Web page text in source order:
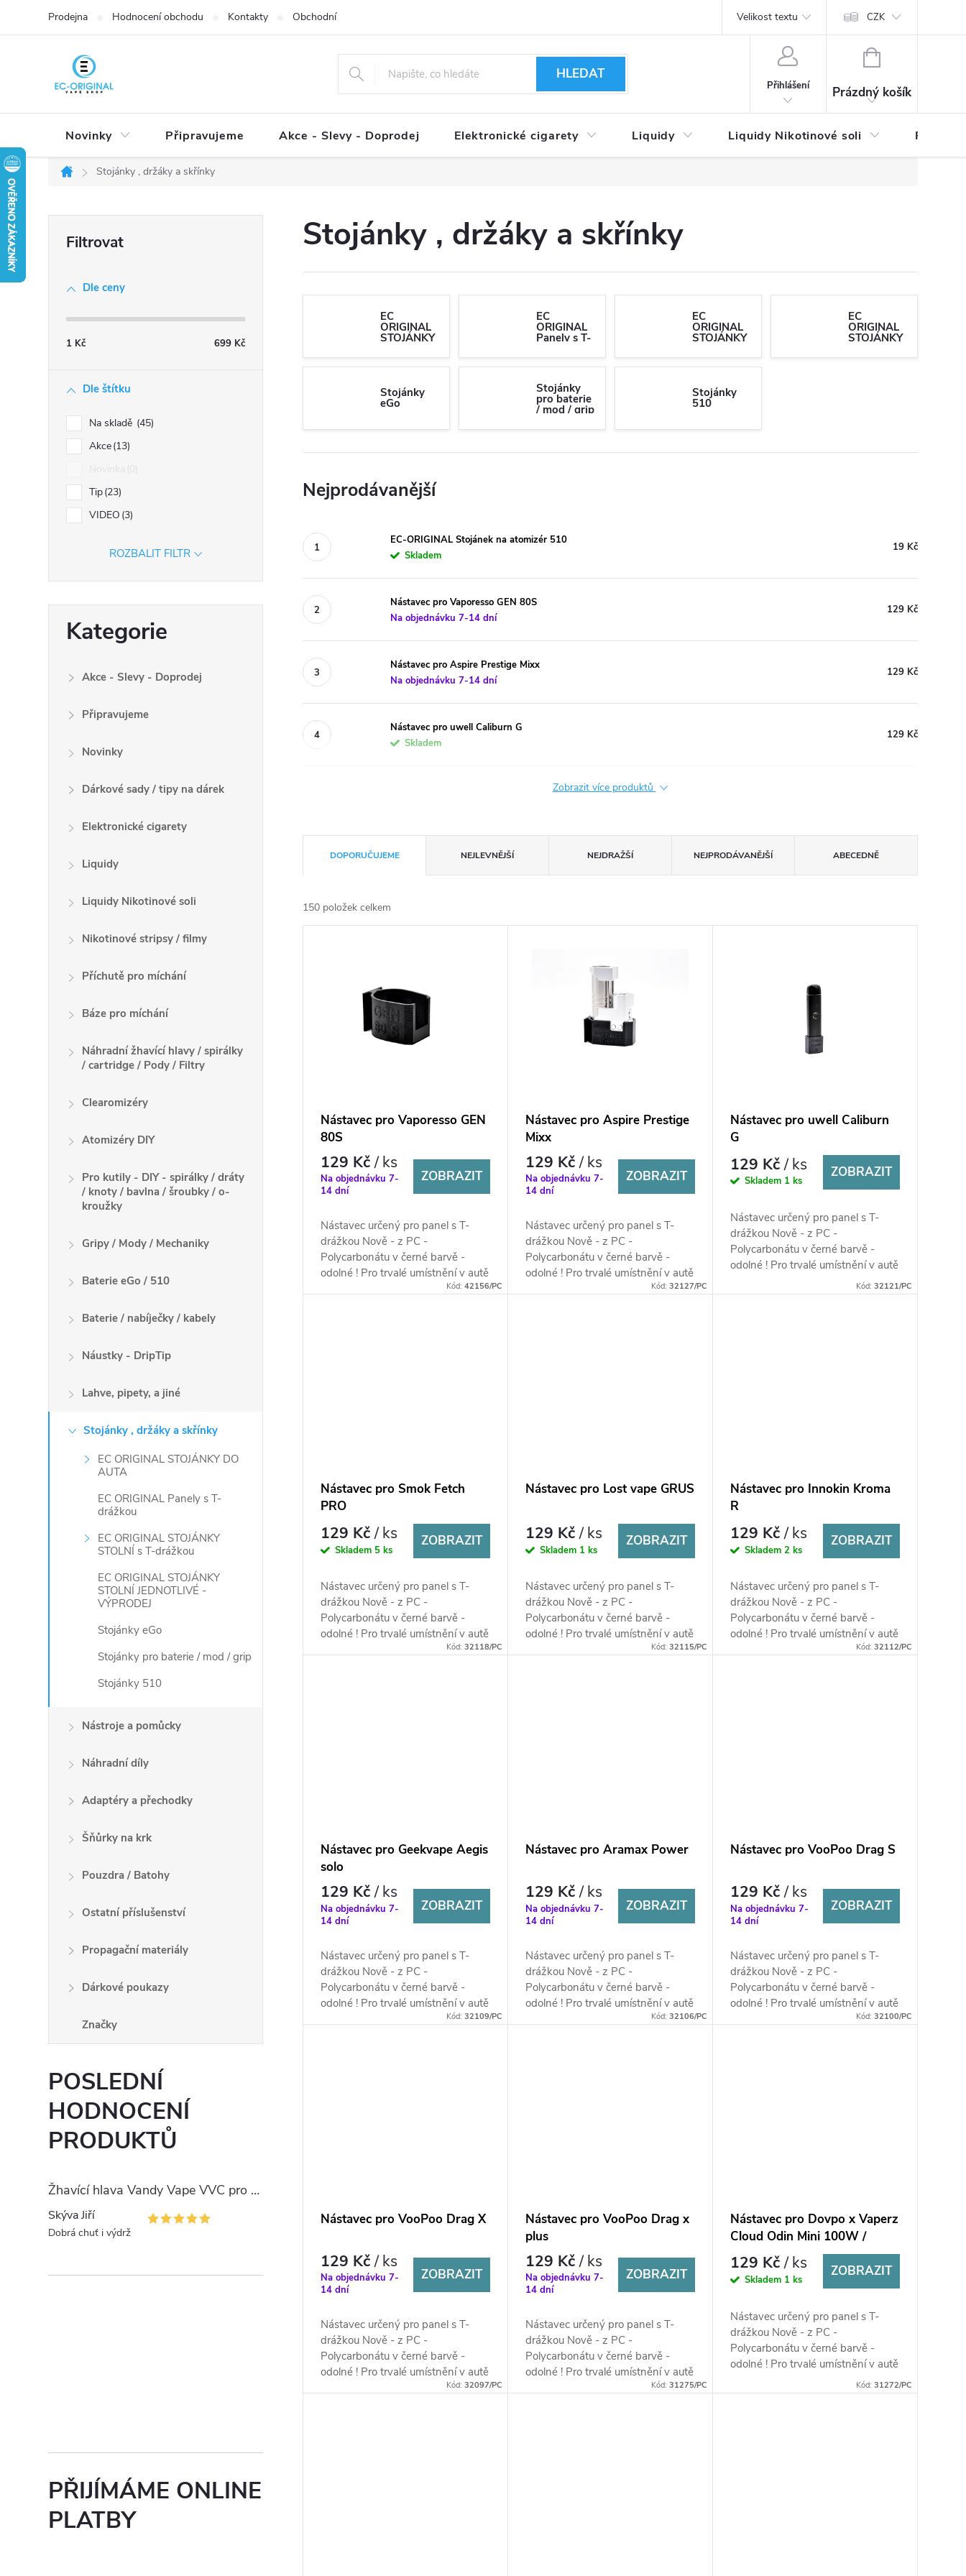
Prodejna Hodnocení obchodu Kontakty Obchodní podmínky Reklamační řád Vrácení zboží a reklamace
Velikost textu CZK
HLEDAT
Přihlášení
NÁKUPNÍ
Prázdný košík
Novinky Připravujeme Akce - Slevy - Doprodej Elektronické cigarety Liquidy Liquidy Nikotinové soli
Domů
Stojánky , držáky a skřínky
Dle ceny
1 Kč 699 Kč
Dle štítku
Na skladě 45
Akce 13
Tip 23
VIDEO 3
ROZBALIT FILTR
kategorie
Kategorie
Akce - Slevy - Doprodej
Připravujeme
Novinky
Dárkové sady / tipy na dárek
Elektronické cigarety
Liquidy
Liquidy Nikotinové soli
Nikotinové stripsy / filmy
Příchutě pro míchání
Báze pro míchání
Náhradní žhavící hlavy / spirálky
/ cartridge / Pody / Filtry
Clearomizéry
Atomizéry DIY
Pro kutily - DIY - spirálky / dráty
/ knoty / bavlna / šroubky / o-
kroužky
Gripy / Mody / Mechaniky
Baterie eGo / 510
Baterie / nabíječky / kabely
Náustky - DripTip
Lahve, pipety, a jiné
Stojánky , držáky a skřínky
EC ORIGINAL STOJÁNKY DO
AUTA
EC ORIGINAL Panely s T-
drážkou
EC ORIGINAL STOJÁNKY
STOLNÍ s T-drážkou
EC ORIGINAL STOJÁNKY
STOLNÍ JEDNOTLIVÉ -
VÝPRODEJ
Stojánky eGo
Stojánky pro baterie / mod / grip
Stojánky 510
Nástroje a pomůcky
Náhradní díly
Adaptéry a přechodky
Šňůrky na krk
Pouzdra / Batohy
Ostatní příslušenství
Propagační materiály
Dárkové poukazy
Značky
POSLEDNÍ
HODNOCENÍ
PRODUKTŮ
Žhavící hlava Vandy Vape VVC pro PULSE
Skýva Jiří
Dobrá chuť i výdrž
PŘIJÍMÁME ONLINE
PLATBY
Stojánky , držáky a skřínky
EC
ORIGINAL
STOJÁNKY
EC
ORIGINAL
Panely s T-
EC
ORIGINAL
STOJÁNKY
drážkou
EC
ORIGINAL
STOJÁNKY
JEDNOTLIVÉ
Stojánky
eGo
Stojánky
pro baterie
/ mod / grip
Stojánky
510
Nejprodávanější
EC-ORIGINAL Stojánek na atomizér 510
Skladem
19 Kč
Nástavec pro Vaporesso GEN 80S
Na objednávku 7-14 dní
129 Kč
Nástavec pro Aspire Prestige Mixx
Na objednávku 7-14 dní
129 Kč
Nástavec pro uwell Caliburn G
Skladem
129 Kč
Zobrazit více produktů
e
n
DOPORUČUJEME NEJLEVNĚJŠÍ NEJDRAŽŠÍ NEJPRODÁVANĚJŠÍ ABECEDNĚ
150 položek celkem
Nástavec pro Vaporesso GEN
80S
129 Kč/ ks
Na objednávku 7-
14 dní
ZOBRAZIT
Nástavec určený pro panel s T-
drážkou Nově - z PC -
Polycarbonátu v černé barvě -
odolné ! Pro trvalé umístnění v autě
Kód:42156/PC
Nástavec pro Aspire Prestige
Mixx
129 Kč/ ks
Na objednávku 7-
14 dní
ZOBRAZIT
Nástavec určený pro panel s T-
drážkou Nově - z PC -
Polycarbonátu v černé barvě -
odolné ! Pro trvalé umístnění v autě
Kód: 32127/PC
Nástavec pro uwell Caliburn
G
129 Kč/ ks
Skladem 1 ks
ZOBRAZIT
Nástavec určený pro panel s T-
drážkou Nově - z PC -
Polycarbonátu v černé barvě -
odolné ! Pro trvalé umístnění v autě
Kód: 32121/PC
Nástavec pro Smok Fetch
PRO
129 Kč/ ks
Skladem 5 ks
ZOBRAZIT
Nástavec určený pro panel s T-
drážkou Nově - z PC -
Polycarbonátu v černé barvě -
odolné ! Pro trvalé umístnění v autě
Kód:32118/PC
Nástavec pro Lost vape GRUS
129 Kč/ ks
Skladem 1 ks
ZOBRAZIT
Nástavec určený pro panel s T-
drážkou Nově - z PC -
Polycarbonátu v černé barvě -
odolné ! Pro trvalé umístnění v autě
Kód: 32115/PC
Nástavec pro Innokin Kroma
R
129 Kč/ ks
Skladem 2 ks
ZOBRAZIT
Nástavec určený pro panel s T-
drážkou Nově - z PC -
Polycarbonátu v černé barvě -
odolné ! Pro trvalé umístnění v autě
Kód: 32112/PC
Nástavec pro Geekvape Aegis
solo
129 Kč/ ks
Na objednávku 7-
14 dní
ZOBRAZIT
Nástavec určený pro panel s T-
drážkou Nově - z PC -
Polycarbonátu v černé barvě -
odolné ! Pro trvalé umístnění v autě
Kód:32109/PC
Nástavec pro Aramax Power
129 Kč/ ks
Na objednávku 7-
14 dní
ZOBRAZIT
Nástavec určený pro panel s T-
drážkou Nově - z PC -
Polycarbonátu v černé barvě -
odolné ! Pro trvalé umístnění v autě
Kód: 32106/PC
Nástavec pro VooPoo Drag S
129 Kč/ ks
Na objednávku 7-
14 dní
ZOBRAZIT
Nástavec určený pro panel s T-
drážkou Nově - z PC -
Polycarbonátu v černé barvě -
odolné ! Pro trvalé umístnění v autě
Kód: 32100/PC
Nástavec pro VooPoo Drag X
129 Kč/ ks
Na objednávku 7-
14 dní
ZOBRAZIT
Nástavec určený pro panel s T-
drážkou Nově - z PC -
Polycarbonátu v černé barvě -
odolné ! Pro trvalé umístnění v autě
Kód:32097/PC
Nástavec pro VooPoo Drag x
plus
129 Kč/ ks
Na objednávku 7-
14 dní
ZOBRAZIT
Nástavec určený pro panel s T-
drážkou Nově - z PC -
Polycarbonátu v černé barvě -
odolné ! Pro trvalé umístnění v autě
Kód: 31275/PC
Nástavec pro Dovpo x Vaperz
Cloud Odin Mini 100W /
DNA75C
129 Kč/ ks
Skladem 1 ks
ZOBRAZIT
Nástavec určený pro panel s T-
drážkou Nově - z PC -
Polycarbonátu v černé barvě -
odolné ! Pro trvalé umístnění v autě
Kód: 31272/PC